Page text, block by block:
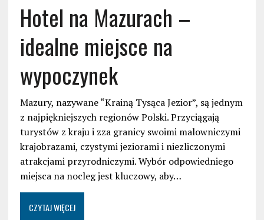
Hotel na Mazurach –
idealne miejsce na
wypoczynek
Mazury, nazywane “Krainą Tysąca Jezior”, są jednym
z najpiękniejszych regionów Polski. Przyciągają
turystów z kraju i zza granicy swoimi malowniczymi
krajobrazami, czystymi jeziorami i niezliczonymi
atrakcjami przyrodniczymi. Wybór odpowiedniego
miejsca na nocleg jest kluczowy, aby…
CZYTAJ WIĘCEJ